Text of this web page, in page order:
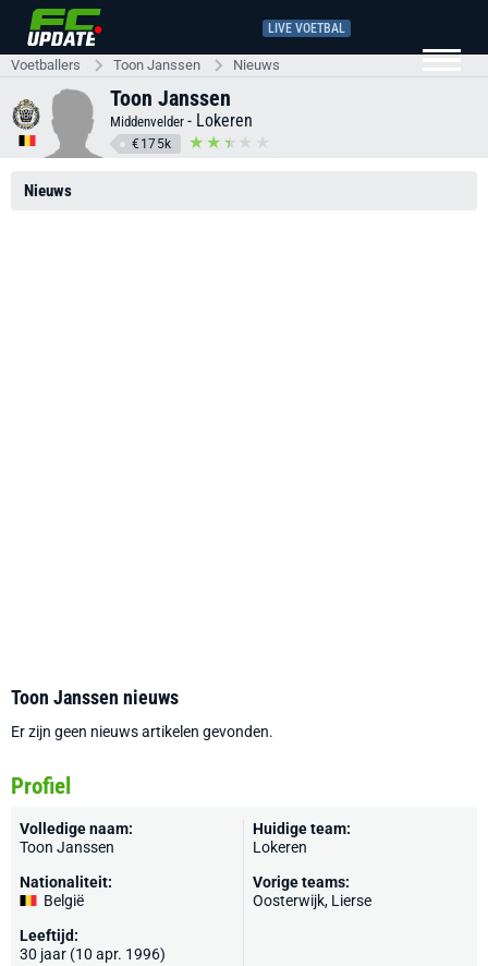
LIVE VOETBAL
Voetballers Toon Janssen Nieuws
Toon Janssen
Middenvelder - Lokeren
€175k
Nieuws
Toon Janssen nieuws
Er zijn geen nieuws artikelen gevonden.
Profiel
Volledige naam:
Toon Janssen
Nationaliteit:
België
Leeftijd:
30 jaar (10 apr. 1996)
Huidige team:
Lokeren
Vorige teams:
Oosterwijk, Lierse